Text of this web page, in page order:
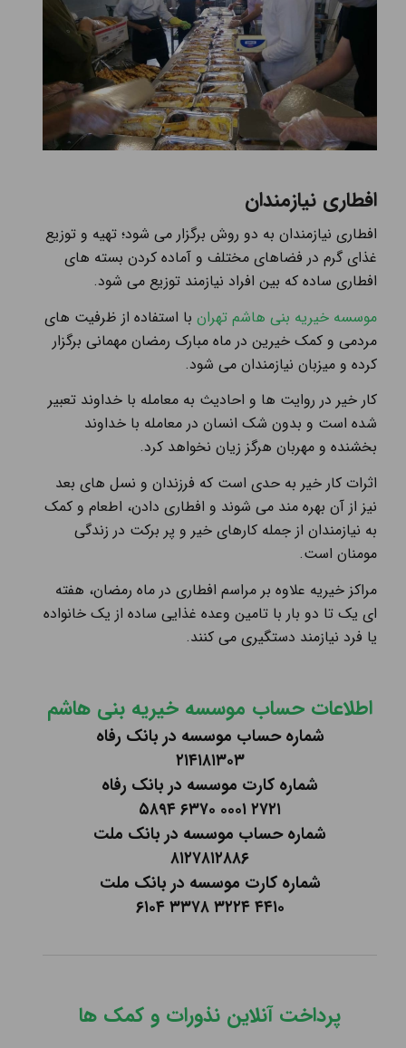
افطاری نیازمندان
افطاری نیازمندان به دو روش برگزار می شود؛ تهیه و توزیع
غذای گرم در فضاهای مختلف و آماده کردن بسته‌ های
افطاری ساده که بین افراد نیازمند توزیع می شود.
موسسه خیریه بنی هاشم تهران با استفاده از ظرفیت های
مردمی و کمک خیرین در ماه مبارک رمضان مهمانی برگزار
کرده و میزبان نیازمندان می شود.
کار خیر در روایت ها و احادیث به معامله با خداوند تعبیر
شده است و بدون شک انسان در معامله با خداوند
بخشنده و مهربان هرگز زیان نخواهد کرد.
اثرات کار خیر به حدی است که فرزندان و نسل ‌های بعد
نیز از آن بهره ‌مند می ‌شوند و افطاری دادن، اطعام و کمک
به نیازمندان از جمله کارهای خیر و پر برکت در زندگی
مومنان است.
مراکز خیریه علاوه بر مراسم افطاری در ماه رمضان، هفته
ای یک تا دو بار با تامین وعده غذایی ساده از یک خانواده
یا فرد نیازمند دستگیری می کنند.
اطلاعات حساب موسسه خیریه بنی هاشم
شماره حساب موسسه در بانک رفاه
۲۱۴۱۸۱۳۰۳
شماره کارت موسسه در بانک رفاه
۵۸۹۴۶۳۷۰ ۰۰۰۱ ۲۷۲۱
شماره حساب موسسه در بانک ملت
۸۱۲۷۸۱۲۸۸۶
شماره کارت موسسه در بانک ملت
۴۴۱۰ ۳۲۲۴ ۳۳۷۸ ۶۱۰۴
پرداخت آنلاین نذورات و کمک ها